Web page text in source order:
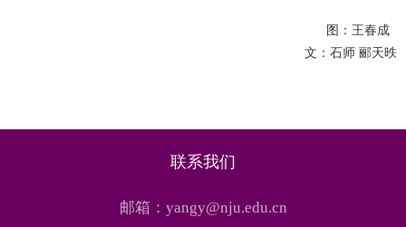
图：王春成
文：石师 郦天昳
联系我们
邮箱：yangy@nju.edu.cn